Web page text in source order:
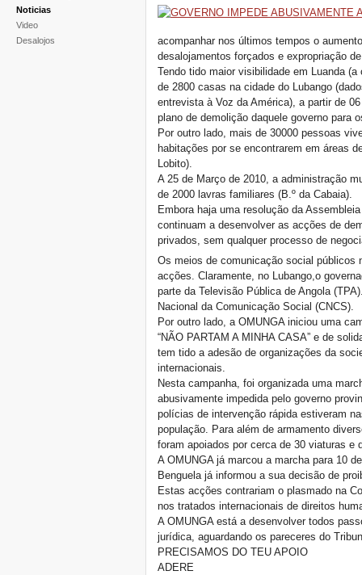
Noticias
Video
Desalojos
acompanhar nos últimos tempos o
desalojamentos forçados e expropriação
Tendo tido maior visibilidade em Luanda
de 2800 casas na cidade do Lubango
entrevista à Voz da América), a partir de
plano de demolição daquele governo para
Por outro lado, mais de 30000 pessoas
habitações por se encontrarem em áreas
Lobito).
A 25 de Março de 2010, a administração
de 2000 lavras familiares (B.º da Cabaia).
Embora haja uma resolução da
continuam a desenvolver as acções de
privados, sem qualquer processo de
Os meios de comunicação social públicos
acções. Claramente, no Lubango,o
parte da Televisão Pública de Angola
Nacional da Comunicação Social (CNCS).
Por outro lado, a OMUNGA iniciou uma
“NÃO PARTAM A MINHA CASA” e de
tem tido a adesão de organizações da
internacionais.
Nesta campanha, foi organizada uma
abusivamente impedida pelo governo
polícias de intervenção rápida estiveram
população. Para além de armamento
foram apoiados por cerca de 30 viaturas e
A OMUNGA já marcou a marcha para 10
Benguela já informou a sua decisão de
Estas acções contrariam o plasmado na
nos tratados internacionais de direitos
A OMUNGA está a desenvolver todos
jurídica, aguardando os pareceres do
PRECISAMOS DO TEU APOIO
ADERE